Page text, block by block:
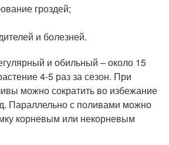
гроздей;
и болезней.
и обильный – около 15
4-5 раз за сезон. При
можно сократить во избежание
Параллельно с поливами можно
корневым или некорневым